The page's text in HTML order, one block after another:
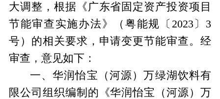
大调整，根据《广东省固定资产投资项目
节能审查实施办法》（粤能规〔2023〕3
号）的相关要求，申请变更节能审查。经
审查，意见如下：
一、华润怡宝（河源）万绿湖饮料有
限公司组织编制的《华润怡宝（河源）万